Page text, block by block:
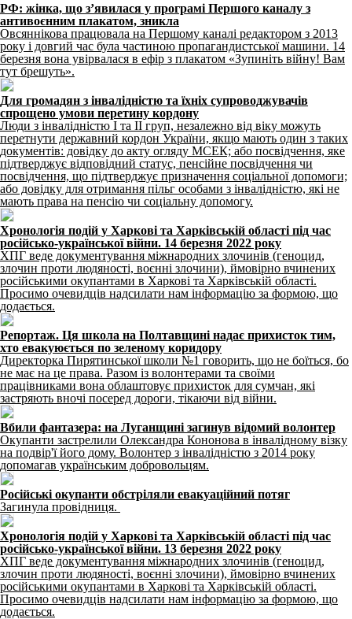
РФ: жінка, що з’явилася у програмі Першого каналу з
антивоєнним плакатом, зникла
Овсяннікова працювала на Першому каналі редактором з 2013
року і довгий час була частиною пропагандистської машини. 14
березня вона увірвалася в ефір з плакатом «Зупиніть війну! Вам
тут брешуть».
Для громадян з інвалідністю та їхніх супроводжувачів
спрощено умови перетину кордону
Люди з інвалідністю І та ІІ груп, незалежно від віку можуть
перетнути державний кордон України, якщо мають один з таких
документів: довідку до акту огляду МСЕК; або посвідчення, яке
підтверджує відповідний статус, пенсійне посвідчення чи
посвідчення, що підтверджує призначення соціальної допомоги;
або довідку для отримання пільг особами з інвалідністю, які не
мають права на пенсію чи соціальну допомогу.
Хронологія подій у Харкові та Харківській області під час
російсько-української війни. 14 березня 2022 року
ХПГ веде документування міжнародних злочинів (геноцид,
злочин проти людяності, воєнні злочини), ймовірно вчинених
російськими окупантами в Харкові та Харківській області.
Просимо очевидців надсилати нам інформацію за формою, що
додається.
Репортаж. Ця школа на Полтавщині надає прихисток тим,
хто евакуюється по зеленому коридору
Директорка Пирятинської школи №1 говорить, що не боїться, бо
не має на це права. Разом із волонтерами та своїми
працівниками вона облаштовує прихисток для сумчан, які
застряють вночі посеред дороги, тікаючи від війни.
Вбили фантазера: на Луганщині загинув відомий волонтер
Окупанти застрелили Олександра Кононова в інвалідному візку
на подвір'ї його дому. Волонтер з інвалідністю з 2014 року
допомагав українським добровольцям.
Російські окупанти обстріляли евакуаційний потяг
Загинула провідниця.
Хронологія подій у Харкові та Харківській області під час
російсько-української війни. 13 березня 2022 року
ХПГ веде документування міжнародних злочинів (геноцид,
злочин проти людяності, воєнні злочини), ймовірно вчинених
російськими окупантами в Харкові та Харківській області.
Просимо очевидців надсилати нам інформацію за формою, що
додається.